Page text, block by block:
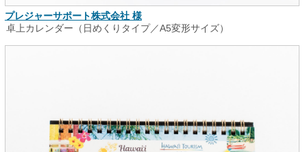
プレジャーサポート株式会社 様
卓上カレンダー（日めくりタイプ／A5変形サイズ）